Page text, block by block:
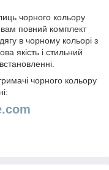
чорного кольору
повний комплект
в чорному кольорі з
якість і стильний
чорного кольору